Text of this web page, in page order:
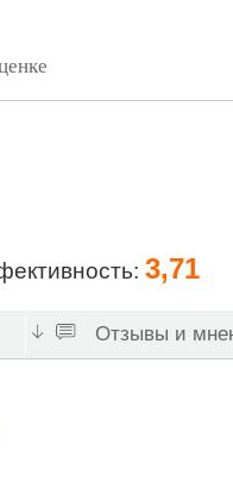
3,71
Отзывы и